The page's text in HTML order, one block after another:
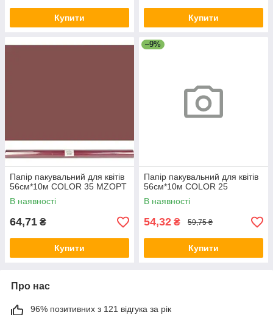
Купити Купити
Папір пакувальний для квітів
56см*10м COLOR 35 MZOPT
В наявності
64,71 ₴
Купити
–9%
Папір пакувальний для квітів
56см*10м COLOR 25
В наявності
54,32 ₴ 59,75 ₴
Купити
Про нас
96% позитивних з 121 відгука за рік